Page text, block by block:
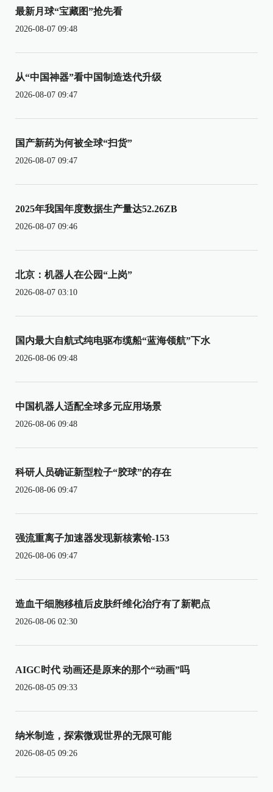
最新月球“宝藏图”抢先看
2026-08-07 09:48
从“中国神器”看中国制造迭代升级
2026-08-07 09:47
国产新药为何被全球“扫货”
2026-08-07 09:47
2025年我国年度数据生产量达52.26ZB
2026-08-07 09:46
北京：机器人在公园“上岗”
2026-08-07 03:10
国内最大自航式纯电驱布缆船“蓝海领航”下水
2026-08-06 09:48
中国机器人适配全球多元应用场景
2026-08-06 09:48
科研人员确证新型粒子“胶球”的存在
2026-08-06 09:47
强流重离子加速器发现新核素铪-153
2026-08-06 09:47
造血干细胞移植后皮肤纤维化治疗有了新靶点
2026-08-06 02:30
AIGC时代 动画还是原来的那个“动画”吗
2026-08-05 09:33
纳米制造，探索微观世界的无限可能
2026-08-05 09:26